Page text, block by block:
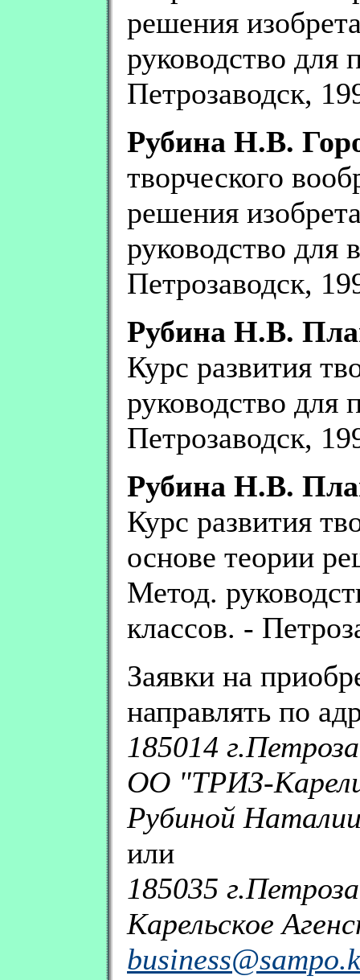
решения
руководство для
Петрозаводск,
Рубина Н.В.
творческого
решения
руководство для
Петрозаводск,
Рубина Н.В.
Курс развития
руководство для
Петрозаводск,
Рубина Н.В.
Курс развития
основе теории
Метод.
классов. -
Заявки на
направлять по
185014
ОО "ТРИЗ-
Рубиной
или
185035
Карельское